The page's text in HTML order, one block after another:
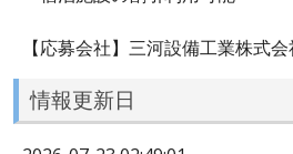
【応募会社】三河設備工業株式会
情報更新日